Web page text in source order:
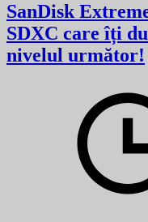
SanDisk
SDXC care îți
nivelul următor!